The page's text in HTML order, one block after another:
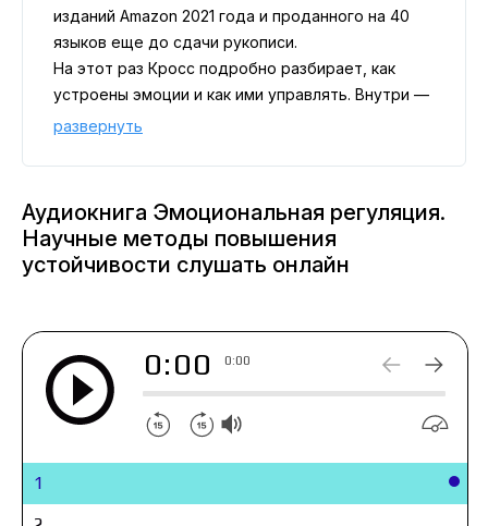
изданий Amazon 2021 года и проданного на 40
языков еще до сдачи рукописи.
На этот раз Кросс подробно разбирает, как
устроены эмоции и как ими управлять. Внутри —
данные свежих научных исследований, разбор
сфере, а также набор современных,
можно применять каждый день. Подход
иллюстрируют живые истории и примеры — от
подготовки бойцов спецподразделений до
благодаря чему чтение остается динамичным и
увлекательным.
Это прикладное руководство, опирающееся на
достижения психологии и нейронаук и
показывающее, как превращать эмоциональные
реакции в управляемый ресурс. Книга будет
развернуть
Аудиокнига Эмоциональная регуляция.
Научные методы повышения
устойчивости слушать онлайн
0:00 0:00
1